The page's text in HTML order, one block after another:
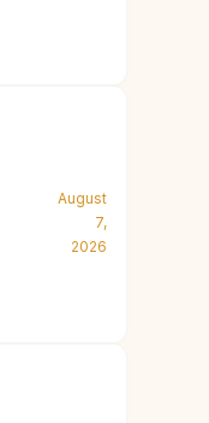
August
7,
2026